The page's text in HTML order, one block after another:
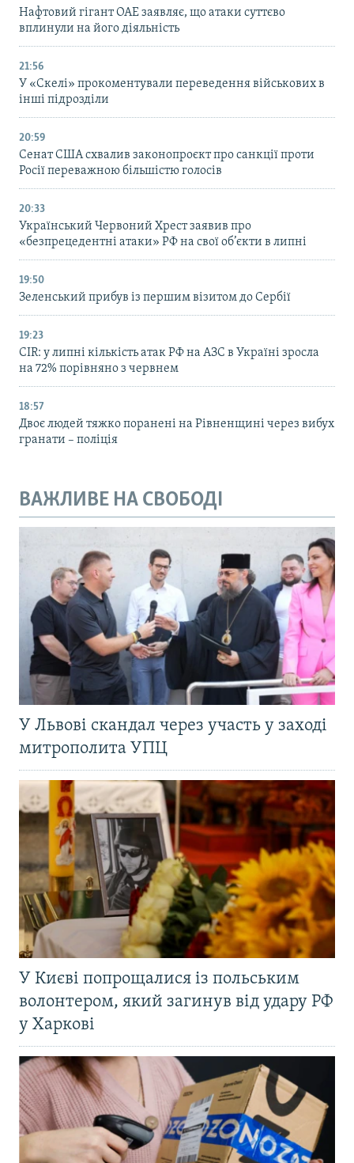
Нафтовий гігант ОАЕ заявляє, що атаки суттєво
вплинули на його діяльність
21:56
У «Скелі» прокоментували переведення військових в
інші підрозділи
20:59
Cенат США схвалив законопроєкт про санкції проти
Росії переважною більшістю голосів
20:33
Український Червоний Хрест заявив про
«безпрецедентні атаки» РФ на свої об’єкти в липні
19:50
Зеленський прибув із першим візитом до Сербії
19:23
CIR: у липні кількість атак РФ на АЗС в Україні зросла
на 72% порівняно з червнем
18:57
Двоє людей тяжко поранені на Рівненщині через вибух
гранати – поліція
ВАЖЛИВЕ НА СВОБОДІ
У Львові скандал через участь у заході
митрополита УПЦ
У Києві попрощалися із польським
волонтером, який загинув від удару РФ
у Харкові